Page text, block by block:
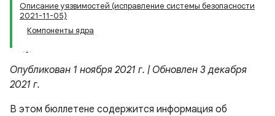
Описание уязвимостей (исправление системы безопасности
2021-11-05)
Компоненты ядра
Опубликован 1 ноября 2021 г. | Обновлен 3 декабря
2021 г.
В этом бюллетене содержится информация об